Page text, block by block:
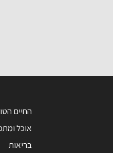
החיים
אוכל
בריאות